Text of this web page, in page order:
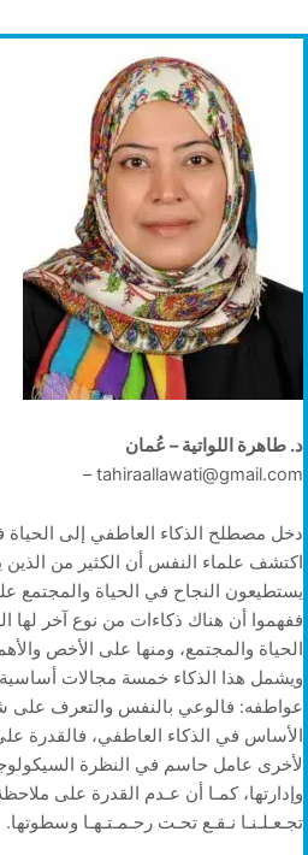
د. طاهرة اللواتية – عُمان
tahiraallawati@gmail.com –
دخل مصطلح الذكاء العاطفي إلى الحياة
يستطيعون النجاح في الحياة والمجتمع
ففهموا أن هناك ذكاءات من نوع آخر لها
الحياة والمجتمع، ومنها على الأخص
ويشمل هذا الذكاء خمسة مجالات
عواطفه: فالوعي بالنفس والتعرف على
الأساس في الذكاء العاطفي، فالقدرة
لأخرى عامل حاسم في النظرة
وإدارتها، كمـا أن عـدم القدرة على ملاحظة
تجـعـلـنـا نـقـع تحـت رحـمـتـهـا وسطوتها.